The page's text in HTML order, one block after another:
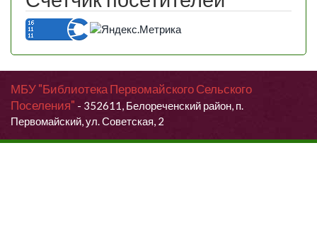
МБУ "Библиотека Первомайского Сельского
Поселения" - 352611, Белореченский район, п.
Первомайский, ул. Советская, 2